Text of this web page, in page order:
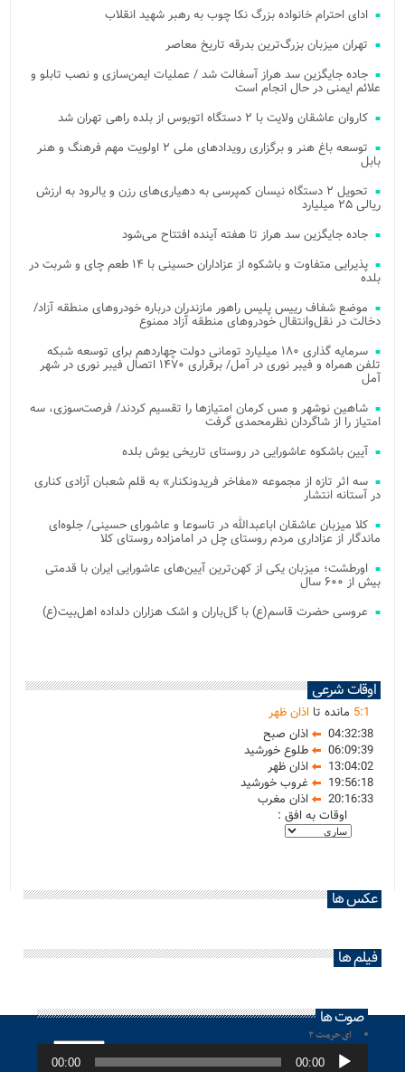
ادای احترام خانواده بزرگ نکا چوب به رهبر شهید انقلاب
تهران میزبان بزرگ‌ترین بدرقه تاریخ معاصر
جاده جایگزین سد هراز آسفالت شد / عملیات ایمن‌سازی و نصب تابلو و
علائم ایمنی در حال انجام است
کاروان عاشقان ولایت با ۲ دستگاه اتوبوس از بلده راهی تهران شد
توسعه باغ هنر و برگزاری رویدادهای ملی ۲ اولویت مهم فرهنگ و هنر
بابل
تحویل ۲ دستگاه نیسان کمپرسی به دهیاری‌های رزن و یالرود به ارزش
ریالی ۲۵ میلیارد
جاده جایگزین سد هراز تا هفته آینده افتتاح می‌شود
پذیرایی متفاوت و باشکوه از عزاداران حسینی با ۱۴ طعم چای و شربت در
بلده
موضع شفاف رییس پلیس راهور مازندران درباره خودروهای منطقه آزاد/
دخالت در نقل‌وانتقال خودروهای منطقه آزاد ممنوع
سرمایه گذاری ۱۸۰ میلیارد تومانی دولت چهاردهم برای توسعه شبکه
تلفن همراه و فیبر نوری در آمل/ برقراری ۱۴۷۰ اتصال فیبر نوری در شهر
آمل
شاهین نوشهر و مس کرمان امتیازها را تقسیم کردند/ فرصت‌سوزی، سه
امتیاز را از شاگردان نظرمحمدی گرفت
آیین باشکوه عاشورایی در روستای تاریخی یوش بلده
سه اثر تازه از مجموعه «مفاخر فریدونکنار» به قلم شعبان آزادی کناری
در آستانه انتشار
کلا میزبان عاشقان اباعبدالله در تاسوعا و عاشورای حسینی/ جلوه‌ای
ماندگار از عزاداری مردم روستای چل در امامزاده روستای کلا
اورطشت؛ میزبان یکی از کهن‌ترین آیین‌های عاشورایی ایران با قدمتی
بیش از ۶۰۰ سال
عروسی حضرت قاسم(ع) با گل‌باران و اشک هزاران دلداده اهل‌بیت(ع)
اوقات شرعی
5:1 مانده تا اذان ظهر
04:32:38
اذان صبح
06:09:39
طلوع خورشید
13:04:02
اذان ظهر
19:56:18
غروب خورشید
20:16:33
اذان مغرب
اوقات به افق :
عکس ها
فیلم ها
صوت ها
ای حرمت ۲
پخش‌کننده
صوت 00:00
00:00